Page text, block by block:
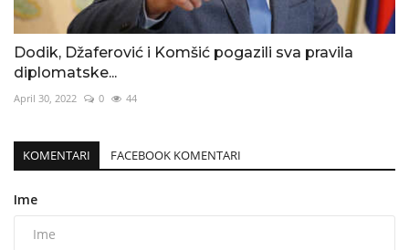
Dodik, Džaferović i Komšić pogazili sva pravila
diplomatske...
April 30, 2022 0 44
KOMENTARI FACEBOOK KOMENTARI
Ime